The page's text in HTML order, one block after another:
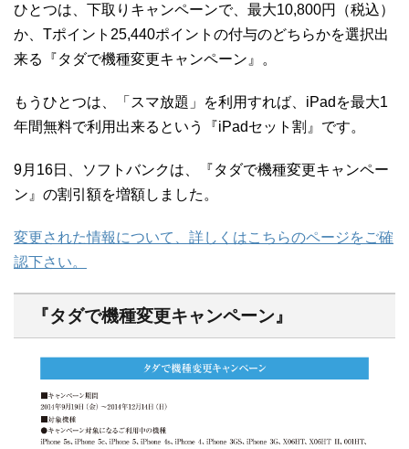
ひとつは、下取りキャンペーンで、最大10,800円（税込）
か、Tポイント25,440ポイントの付与のどちらかを選択出
来る『タダで機種変更キャンペーン』。
もうひとつは、「スマ放題」を利用すれば、iPadを最大1
年間無料で利用出来るという『iPadセット割』です。
9月16日、ソフトバンクは、『タダで機種変更キャンペー
ン』の割引額を増額しました。
変更された情報について、詳しくはこちらのページをご確
認下さい。
『タダで機種変更キャンペーン』